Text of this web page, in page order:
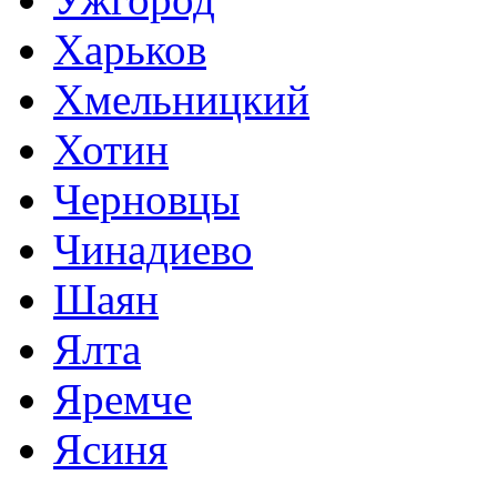
Харьков
Хмельницкий
Хотин
Черновцы
Чинадиево
Шаян
Ялта
Яремче
Ясиня